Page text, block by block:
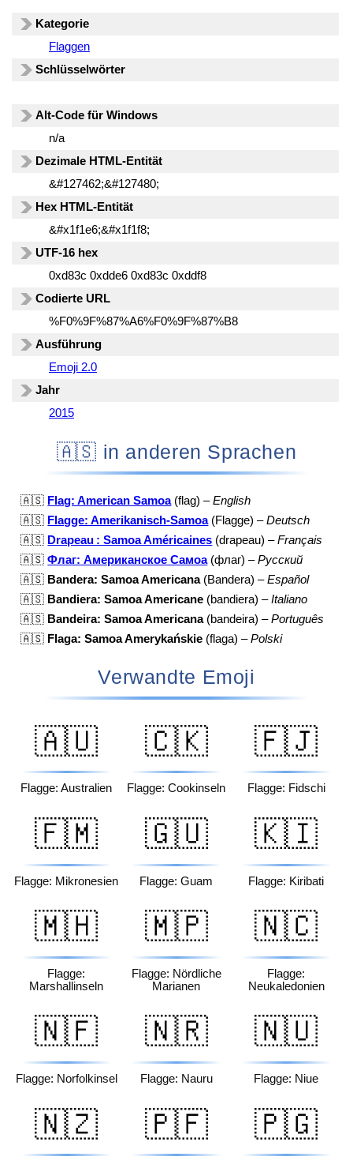
Kategorie
Flaggen
Schlüsselwörter
Alt-Code für Windows
n/a
Dezimale HTML-Entität
&#127462;&#127480;
Hex HTML-Entität
&#x1f1e6;&#x1f1f8;
UTF-16 hex
0xd83c 0xdde6 0xd83c 0xddf8
Codierte URL
%F0%9F%87%A6%F0%9F%87%B8
Ausführung
Emoji 2.0
Jahr
2015
🇦🇸 in anderen Sprachen
🇦🇸 Flag: American Samoa(flag) –English
🇦🇸 Flagge: Amerikanisch-Samoa(Flagge) –Deutsch
🇦🇸 Drapeau : Samoa Américaines (drapeau) –Français
🇦🇸 Флаг: Американское Самоа(флаг) –Русский
🇦🇸 Bandera: Samoa Americana(Bandera) –Español
🇦🇸 Bandiera: Samoa Americane (bandiera) –Italiano
🇦🇸 Bandeira: Samoa Americana(bandeira) –Português
🇦🇸 Flaga: Samoa Amerykańskie (flaga) –Polski
Verwandte Emoji
🇦🇺
Flagge: Australien
🇨🇰
Flagge: Cookinseln
🇫🇯
Flagge: Fidschi
🇫🇲
Flagge: Mikronesien
🇬🇺
Flagge: Guam
🇰🇮
Flagge: Kiribati
🇲🇭
Flagge:
Marshallinseln
🇲🇵
Flagge: Nördliche
Marianen
🇳🇨
Flagge:
Neukaledonien
🇳🇫
Flagge: Norfolkinsel
🇳🇷
Flagge: Nauru
🇳🇺
Flagge: Niue
🇳🇿 🇵🇫 🇵🇬